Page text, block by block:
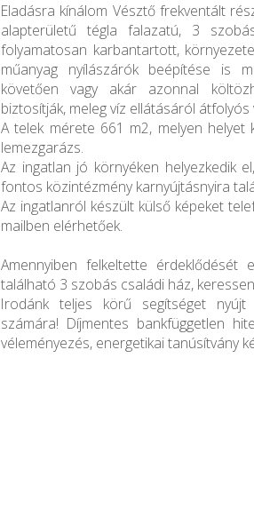
Eladásra kínálom Vésztő frekventált
alapterületű tégla falazatú, 3
folyamatosan karbantartott,
műanyag nyílászárók beépítése is
követően vagy akár azonnal
biztosítják, meleg víz ellátásáról
A telek mérete 661 m2, melyen helyet
lemezgarázs.
Az ingatlan jó környéken helyezkedik
fontos közintézmény karnyújtásnyira
Az ingatlanról készült külső képeket
mailben elérhetőek.
Amennyiben felkeltette
található 3 szobás családi ház,
Irodánk teljes körű segítséget
számára! Díjmentes bankfüggetlen
véleményezés, energetikai tanúsítvány